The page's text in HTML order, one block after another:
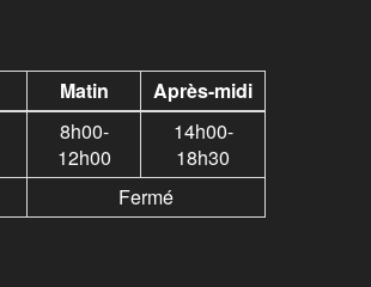
Matin
Après-midi
8h00-
12h00
14h00-
18h30
Fermé